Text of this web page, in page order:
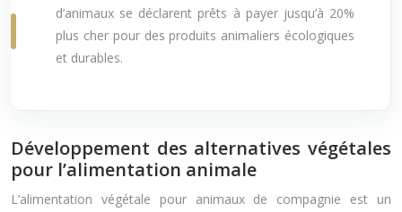
d’animaux se déclarent prêts à payer jusqu’à 20%
plus cher pour des produits animaliers écologiques
et durables.
Développement des alternatives végétales
pour l’alimentation animale
L’alimentation végétale pour animaux de compagnie est un